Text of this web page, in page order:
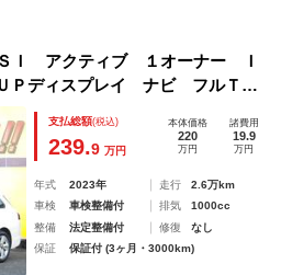
Ｉ アクティブ １オーナー Ｉ
Ｐディスプレイ ナビ フルＴ
突軽減 電動Ｒゲート スマー
ＣａｒＰｌａｙ ＵＳＢ Ｂｌｕ
支払総額(税込)
239.9 万円
本体価格
220
万円
諸費用
19.9
万円
年式 2023年 走行
2.6万km
車検
車検整備付 排気
1000cc
整備
法定整備付 修復
なし
保証
保証付 (3ヶ月・3000km)